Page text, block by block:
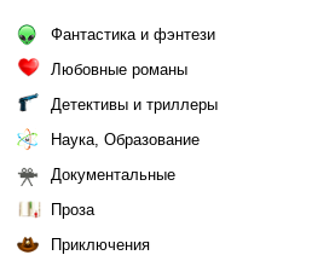
Фантастика и фэнтези
Любовные романы
Детективы и триллеры
Наука, Образование
Документальные
Проза
Приключения